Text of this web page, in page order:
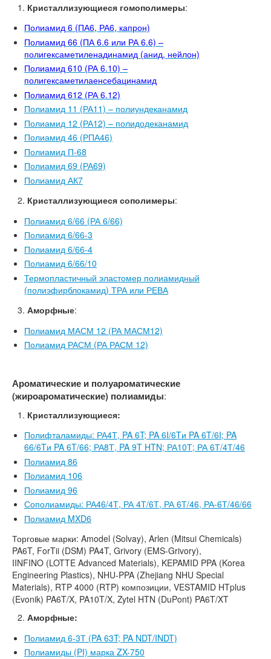
Кристаллизующиеся гомополимеры:
Полиамид 6 (ПА6, РА6, капрон)
Полиамид 66 (ПА 6.6 или РА 6.6) –
полигексаметиленадинамид (анид, нейлон)
Полиамид 610 (РА 6.10) –
полигексаметилаенсебацинамид
Полиамид 612 (РА 6.12)
Полиамид 11 (РА11) – полиундеканамид
Полиамид 12 (РА12) – полидодеканамид
Полиамид 46 (РПА46)
Полиамид П-68
Полиамид 69 (РА69)
Полиамид АК7
Кристаллизующиеся сополимеры:
Полиамид 6/66 (РА 6/66)
Полиамид 6/66-3
Полиамид 6/66-4
Полиамид 6/66/10
Термопластичный эластомер полиамидный
(полиэфирблокамид) ТРА или РЕВА
Аморфные:
Полиамид МАСМ 12 (РА МАСМ12)
Полиамид РАСМ (РА РАСМ 12)
Ароматические и полуароматические
(жироароматические) полиамиды:
Кристаллизующиеся:
Полифталамиды: РА4Т, PA 6T; PA 6I/6Tи PA 6T/6I; PA
66/6Tи PA 6T/66; РА8Т, PA 9T HTN; РА10Т; РА 6Т/4Т/46
Полиамид 86
Полиамид 106
Полиамид 96
Сополиамиды: РА46/4Т, РА 4Т/6Т, РА 6Т/46, РА-6Т/46/66
Полиамид MXD6
Торговые марки: Amodel (Solvay), Arlen (Mitsui Chemicals)
PA6T, ForTii (DSM) PA4T, Grivory (EMS-Grivory),
IINFINO (LOTTE Advanced Materials), KEPAMID PPA (Korea
Engineering Plastics), NHU-PPA (Zhejiang NHU Special
Materials), RTP 4000 (RTP) композиции, VESTAMID HTplus
(Evonik) PA6T/X, PA10T/X, Zytel HTN (DuPont) PA6T/XT
Аморфные:
Полиамид 6-3Т (PA 63T; PA NDT/INDT)
Полиамиды (PI) марка ZX-750